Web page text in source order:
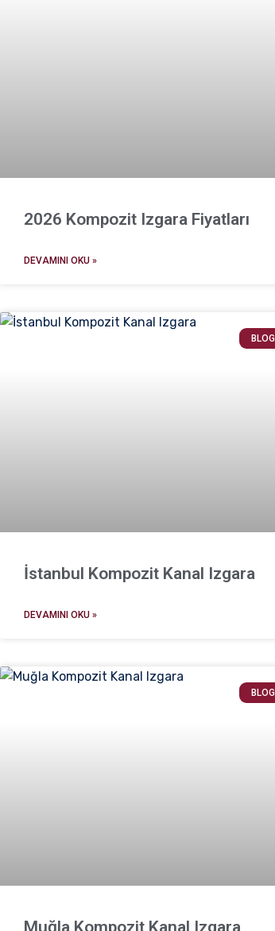
2026 Kompozit Izgara Fiyatları
DEVAMINI OKU »
BLOG
İstanbul Kompozit Kanal Izgara
DEVAMINI OKU »
BLOG